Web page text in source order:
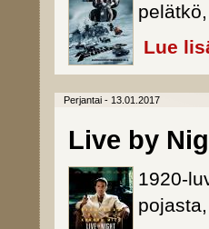
Lue
Perjantai - 13.01.2017
Live by
1920-